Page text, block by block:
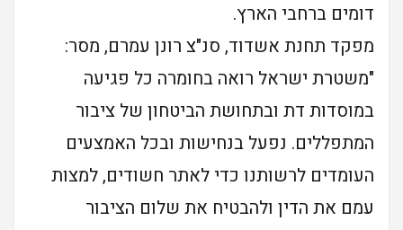
דומים ברחבי הארץ.
מפקד תחנת אשדוד, סנ"צ רונן עמרם, מסר:
"משטרת ישראל רואה בחומרה כל פגיעה
במוסדות דת ובתחושת הביטחון של ציבור
המתפללים. נפעל בנחישות ובכל האמצעים
העומדים לרשותנו כדי לאתר חשודים, למצות
עמם את הדין ולהבטיח את שלום הציבור